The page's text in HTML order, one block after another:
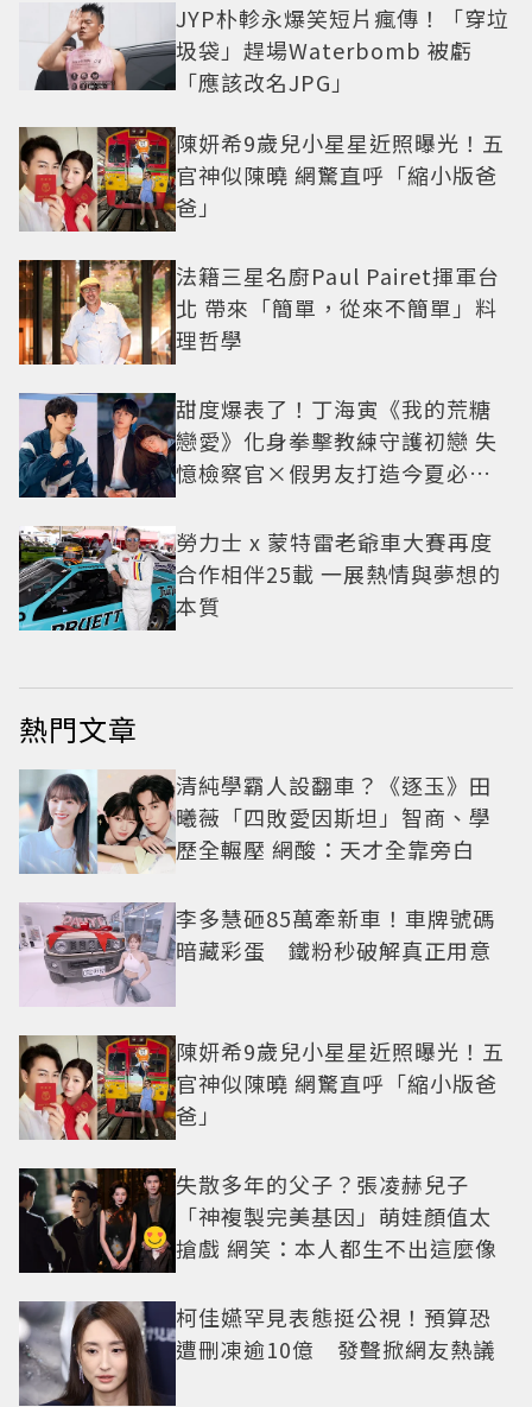
JYP朴軫永爆笑短片瘋傳！「穿垃
圾袋」趕場Waterbomb 被虧
「應該改名JPG」
陳妍希9歲兒小星星近照曝光！五
官神似陳曉 網驚直呼「縮小版爸
爸」
法籍三星名廚Paul Pairet揮軍台
北 帶來「簡單，從來不簡單」料
理哲學
甜度爆表了！丁海寅《我的荒糖
戀愛》化身拳擊教練守護初戀 失
憶檢察官×假男友打造今夏必看
勞力士 x 蒙特雷老爺車大賽再度
合作相伴25載 一展熱情與夢想的
本質
熱門文章
清純學霸人設翻車？《逐玉》田
曦薇「四敗愛因斯坦」智商、學
歷全輾壓 網酸：天才全靠旁白
李多慧砸85萬牽新車！車牌號碼
暗藏彩蛋 鐵粉秒破解真正用意
陳妍希9歲兒小星星近照曝光！五
官神似陳曉 網驚直呼「縮小版爸
爸」
失散多年的父子？張凌赫兒子
「神複製完美基因」萌娃顏值太
搶戲 網笑：本人都生不出這麼像
柯佳嬿罕見表態挺公視！預算恐
遭刪凍逾10億 發聲掀網友熱議